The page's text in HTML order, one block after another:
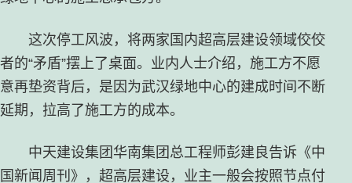
这次停工风波，将两家国内超高层建设领域佼佼
者的“矛盾”摆上了桌面。业内人士介绍，施工方不愿
意再垫资背后，是因为武汉绿地中心的建成时间不断
延期，拉高了施工方的成本。
中天建设集团华南集团总工程师彭建良告诉《中
国新闻周刊》，超高层建设，业主一般会按照节点付